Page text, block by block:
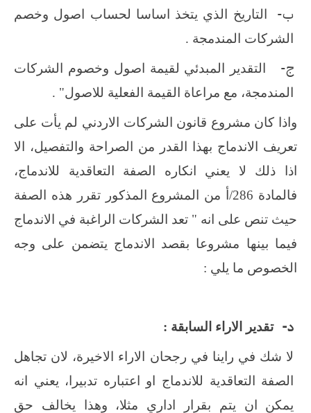
‌ب-
التاريخ الذي يتخذ اساسا لحساب اصول وخصم
الشركات المندمجة .
‌ج-
التقدير المبدئي لقيمة اصول وخصوم الشركات
المندمجة، مع مراعاة القيمة الفعلية للاصول" .
واذا كان مشروع قانون الشركات الاردني لم يأت على
تعريف الاندماج بهذا القدر من الصراحة والتفصيل، الا
اذا ذلك لا يعني انكاره الصفة التعاقدية للاندماج،
فالمادة 286/أ من المشروع المذكور تقرر هذه الصفة
حيث تنص على انه " تعد الشركات الراغبة في الاندماج
فيما بينها مشروعا بقصد الاندماج يتضمن على وجه
الخصوص ما يلي :
‌د- تقدير الاراء السابقة :
لا شك في راينا في رجحان الاراء الاخيرة، لان تجاهل
الصفة التعاقدية للاندماج او اعتباره تدبيرا، يعني انه
يمكن ان يتم بقرار اداري مثلا، وهذا يخالف حق